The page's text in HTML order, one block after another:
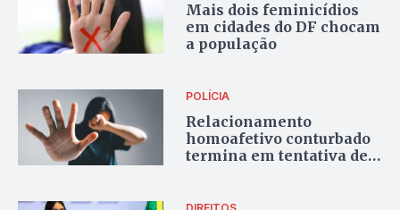
Mais dois feminicídios
em cidades do DF chocam
a população
POLÍCIA
Relacionamento
homoafetivo conturbado
termina em tentativa de